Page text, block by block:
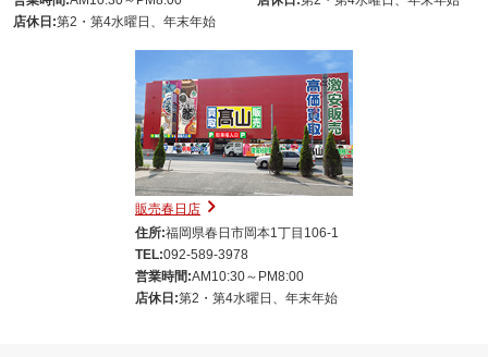
店休日:第2・第4水曜日、年末年始
販売春日店
住所:福岡県春日市岡本1丁目106-1
TEL:092-589-3978
営業時間:AM10:30～PM8:00
店休日:第2・第4水曜日、年末年始